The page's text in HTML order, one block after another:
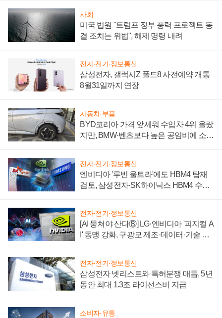
사회
미국 법원 "트럼프 정부 풍력 프로젝트 동
결 조치는 위법", 해제 명령 내려
전자·전기·정보통신
삼성전자, 갤럭시Z 폴드8 사전예약 개통
8월31일까지 연장
자동차·부품
BYD코리아 가격 앞세워 수입차 4위 올랐
지만, BMW·벤츠보다 높은 공임비에 소비
전자·전기·정보통신
엔비디아 '루빈 울트라'에도 HBM4 탑재
검토, 삼성전자·SK하이닉스 HBM4 수율
전자·전기·정보통신
[AI 뭉쳐야 산다⑧] LG·엔비디아 '피지컬 A
I' 동맹 강화, 구광모 제조·데이터·기술 결
전자·전기·정보통신
삼성전자 넷리스트와 특허분쟁 매듭, 5년
동안 최대 1.3조 라이선스비 지급
소비자·유통